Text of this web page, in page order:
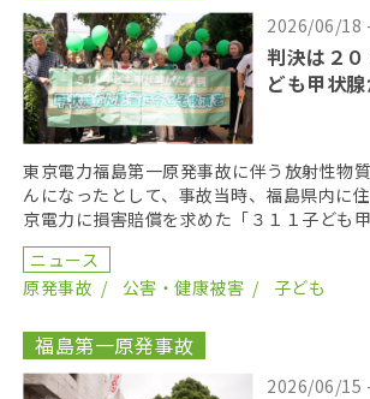
2026/06/18
判決は２
ども甲状
東京電力福島第一原発事故に伴う放射性物
んになったとして、事故当時、福島県内に
京電力に損害賠償を求めた「３１１子ども
第１８回口頭弁論が２０２６年６月１７日
ニュース
原発事故
公害・健康被害 子ども
福島第一原発事故
2026/06/15